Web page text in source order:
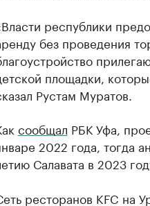
республики
без проведения
площадки,
Рустам Муратов.
сообщал РБК Уфа,
2022 года, тогда
Салавата в 2023
ресторанов KFC на